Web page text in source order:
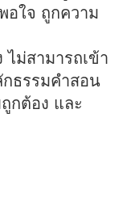
อใจ ถูกความ
ไม่สามารถเข้า
ธรรมคำสอน
กต้อง และ